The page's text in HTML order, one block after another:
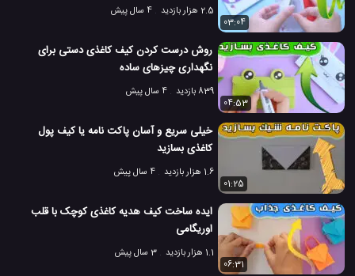
2.5 هزار بازدید
4 سال پیش
03:04
روش درست کردن کیف کاغذی دستی برای
نگهداری چیزهای ساده
839 بازدید
4 سال پیش
04:53
خیلی سریع و آسان پاکت نامه یا کیف پول
کاغذی بسازید
1.6 هزار بازدید
4 سال پیش
01:25
ایده ساخت کیف هدیه کاغذی کوچک با قلب
اوریگامی
1.1 هزار بازدید
3 سال پیش
06:31